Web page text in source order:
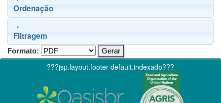
Ordenação
Filtragem
Formato:
???jsp.layout.footer-default.indexado???